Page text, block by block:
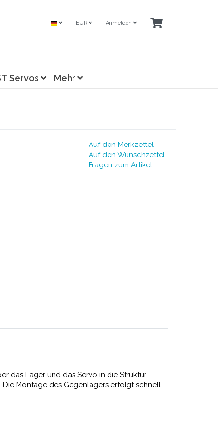
EUR Anmelden
Servos Mehr
Auf den Merkzettel
Auf den Wunschzettel
Fragen zum Artikel
das Lager und das Servo in die Struktur
Die Montage des Gegenlagers erfolgt schnell